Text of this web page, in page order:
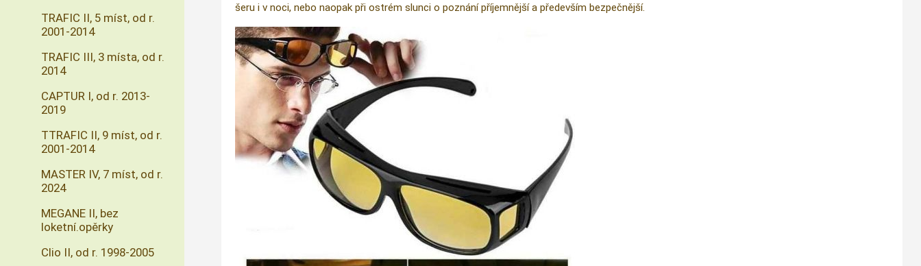
šeru i v noci, nebo naopak při ostrém slunci o poznání příjemnější a především bezpečnější.
TRAFIC II, 5 míst, od r.
2001-2014
TRAFIC III, 3 místa, od r.
2014
CAPTUR I, od r. 2013-
2019
TTRAFIC II, 9 míst, od r.
2001-2014
MASTER IV, 7 míst, od r.
2024
MEGANE II, bez
loketní.opěrky
Clio II, od r. 1998-2005